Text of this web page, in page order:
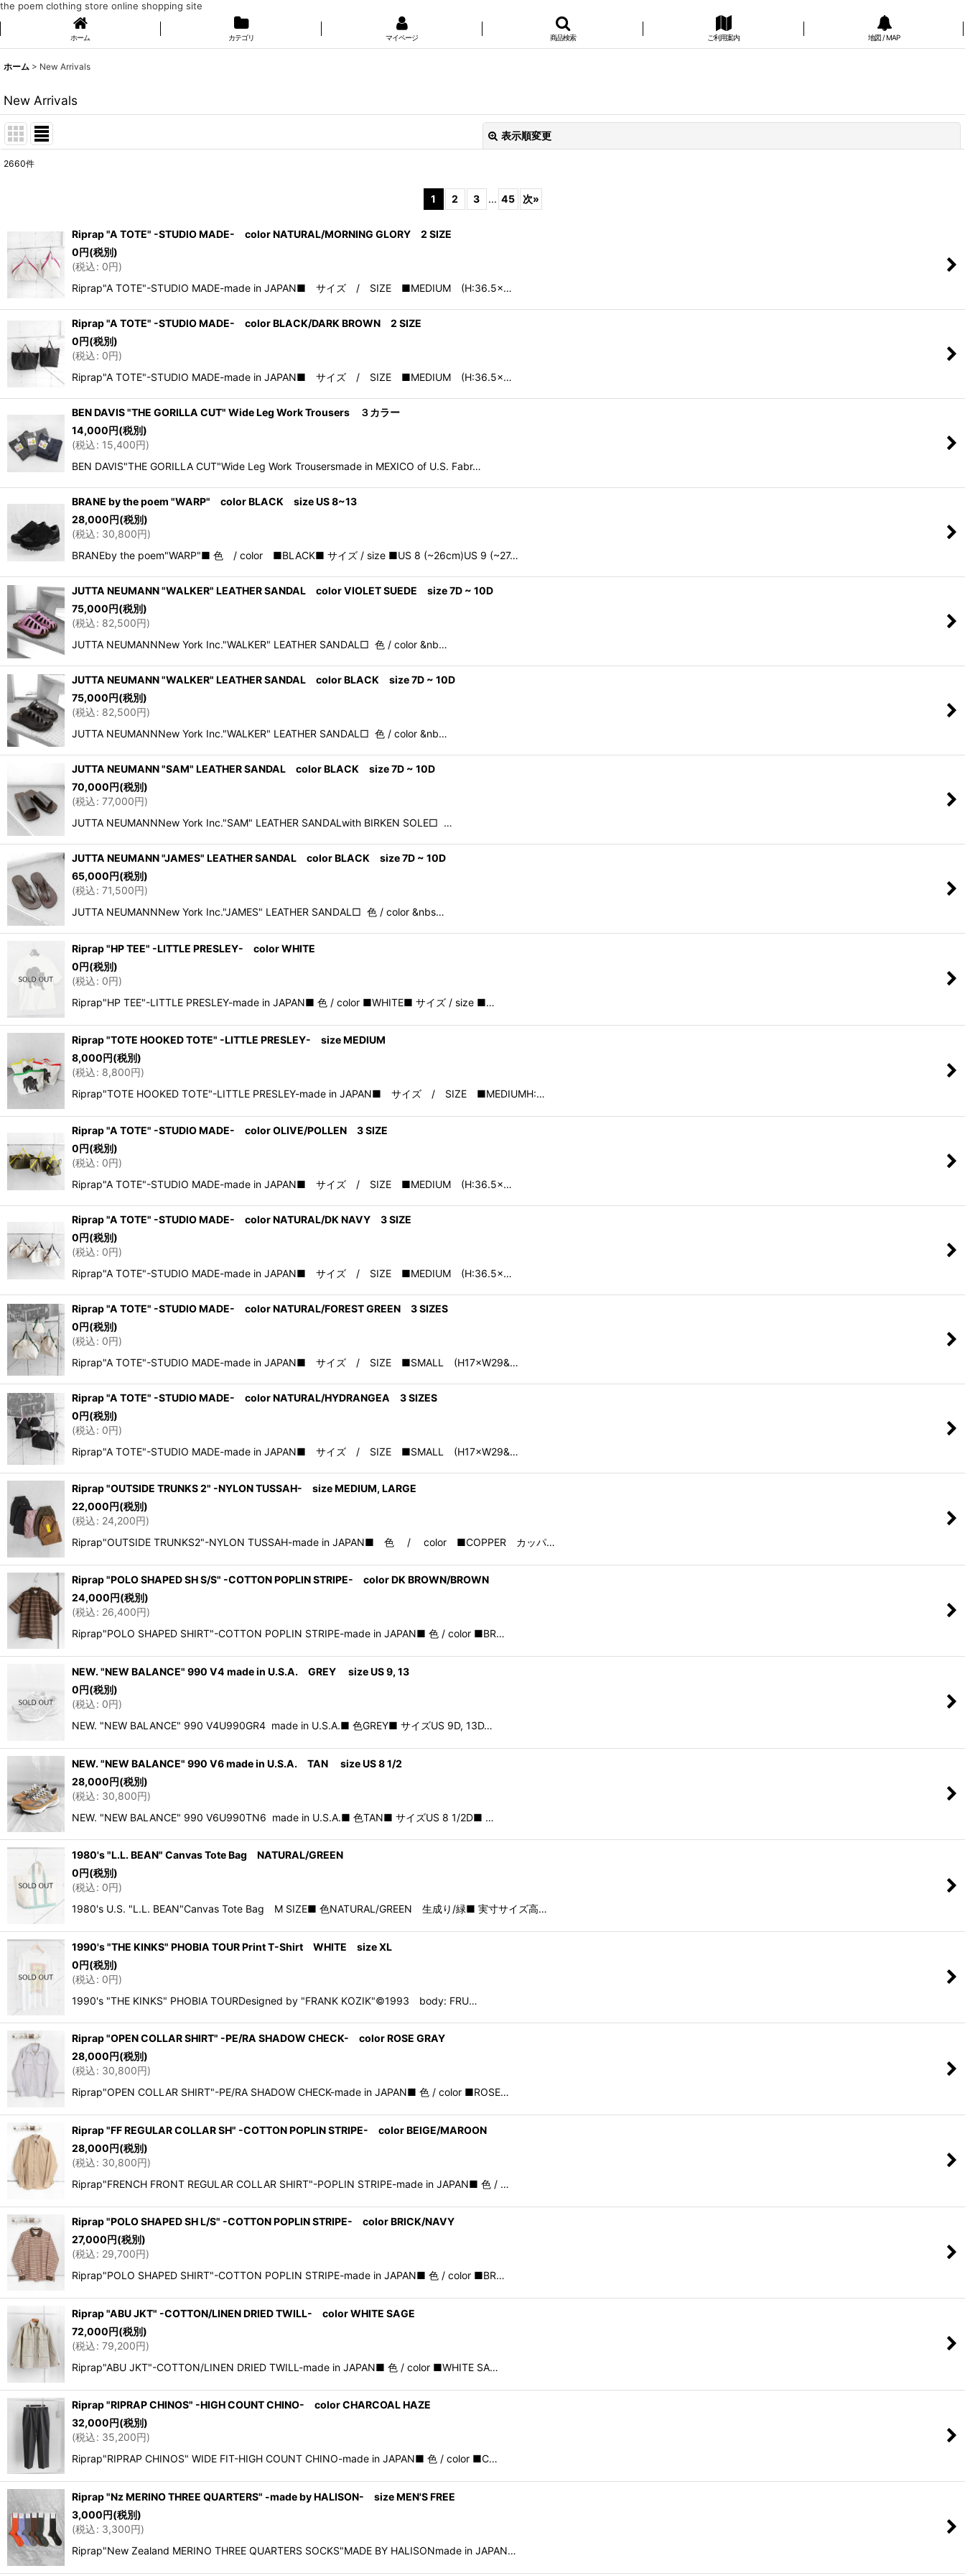
the poem clothing store online shopping site
ホーム カテゴリ マイページ 商品検索 ご利用案内 地図 / MAP
ホーム > New Arrivals
New Arrivals
表示順変更
並び順
絞り込む
2660件
1 2 3 ... 45 次»
Riprap "A TOTE" -STUDIO MADE- color NATURAL/MORNING GLORY 2 SIZE
0円(税別)
(税込: 0円)
Riprap"A TOTE"-STUDIO MADE-made in JAPAN■ サイズ / SIZE ■MEDIUM (H:36.5×…
Riprap "A TOTE" -STUDIO MADE- color BLACK/DARK BROWN 2 SIZE
0円(税別)
(税込: 0円)
Riprap"A TOTE"-STUDIO MADE-made in JAPAN■ サイズ / SIZE ■MEDIUM (H:36.5×…
BEN DAVIS "THE GORILLA CUT" Wide Leg Work Trousers ３カラー
14,000円(税別)
(税込: 15,400円)
BEN DAVIS"THE GORILLA CUT"Wide Leg Work Trousersmade in MEXICO of U.S. Fabr…
BRANE by the poem "WARP" color BLACK size US 8~13
28,000円(税別)
(税込: 30,800円)
BRANEby the poem"WARP"■ 色 / color ■BLACK■ サイズ / size ■US 8 (~26cm)US 9 (~27…
JUTTA NEUMANN "WALKER" LEATHER SANDAL color VIOLET SUEDE size 7D ~ 10D
75,000円(税別)
(税込: 82,500円)
JUTTA NEUMANNNew York Inc."WALKER" LEATHER SANDAL□ 色 / color &nb…
JUTTA NEUMANN "WALKER" LEATHER SANDAL color BLACK size 7D ~ 10D
75,000円(税別)
(税込: 82,500円)
JUTTA NEUMANNNew York Inc."WALKER" LEATHER SANDAL□ 色 / color &nb…
JUTTA NEUMANN "SAM" LEATHER SANDAL color BLACK size 7D ~ 10D
70,000円(税別)
(税込: 77,000円)
JUTTA NEUMANNNew York Inc."SAM" LEATHER SANDALwith BIRKEN SOLE□ …
JUTTA NEUMANN "JAMES" LEATHER SANDAL color BLACK size 7D ~ 10D
65,000円(税別)
(税込: 71,500円)
JUTTA NEUMANNNew York Inc."JAMES" LEATHER SANDAL□ 色 / color &nbs…
Riprap "HP TEE" -LITTLE PRESLEY- color WHITE
0円(税別)
(税込: 0円)
Riprap"HP TEE"-LITTLE PRESLEY-made in JAPAN■ 色 / color ■WHITE■ サイズ / size ■…
Riprap "TOTE HOOKED TOTE" -LITTLE PRESLEY- size MEDIUM
8,000円(税別)
(税込: 8,800円)
Riprap"TOTE HOOKED TOTE"-LITTLE PRESLEY-made in JAPAN■ サイズ / SIZE ■MEDIUMH:…
Riprap "A TOTE" -STUDIO MADE- color OLIVE/POLLEN 3 SIZE
0円(税別)
(税込: 0円)
Riprap"A TOTE"-STUDIO MADE-made in JAPAN■ サイズ / SIZE ■MEDIUM (H:36.5×…
Riprap "A TOTE" -STUDIO MADE- color NATURAL/DK NAVY 3 SIZE
0円(税別)
(税込: 0円)
Riprap"A TOTE"-STUDIO MADE-made in JAPAN■ サイズ / SIZE ■MEDIUM (H:36.5×…
Riprap "A TOTE" -STUDIO MADE- color NATURAL/FOREST GREEN 3 SIZES
0円(税別)
(税込: 0円)
Riprap"A TOTE"-STUDIO MADE-made in JAPAN■ サイズ / SIZE ■SMALL (H17×W29&…
Riprap "A TOTE" -STUDIO MADE- color NATURAL/HYDRANGEA 3 SIZES
0円(税別)
(税込: 0円)
Riprap"A TOTE"-STUDIO MADE-made in JAPAN■ サイズ / SIZE ■SMALL (H17×W29&…
Riprap "OUTSIDE TRUNKS 2" -NYLON TUSSAH- size MEDIUM, LARGE
22,000円(税別)
(税込: 24,200円)
Riprap"OUTSIDE TRUNKS2"-NYLON TUSSAH-made in JAPAN■ 色 / color ■COPPER カッパ…
Riprap "POLO SHAPED SH S/S" -COTTON POPLIN STRIPE- color DK BROWN/BROWN
24,000円(税別)
(税込: 26,400円)
Riprap"POLO SHAPED SHIRT"-COTTON POPLIN STRIPE-made in JAPAN■ 色 / color ■BR…
NEW. "NEW BALANCE" 990 V4 made in U.S.A. GREY size US 9, 13
0円(税別)
(税込: 0円)
NEW. "NEW BALANCE" 990 V4U990GR4 made in U.S.A.■ 色GREY■ サイズUS 9D, 13D…
NEW. "NEW BALANCE" 990 V6 made in U.S.A. TAN size US 8 1/2
28,000円(税別)
(税込: 30,800円)
NEW. "NEW BALANCE" 990 V6U990TN6 made in U.S.A.■ 色TAN■ サイズUS 8 1/2D■ …
1980's "L.L. BEAN" Canvas Tote Bag NATURAL/GREEN
0円(税別)
(税込: 0円)
1980's U.S. "L.L. BEAN"Canvas Tote Bag M SIZE■ 色NATURAL/GREEN 生成り/緑■ 実寸サイズ高…
1990's "THE KINKS" PHOBIA TOUR Print T-Shirt WHITE size XL
0円(税別)
(税込: 0円)
1990's "THE KINKS" PHOBIA TOURDesigned by "FRANK KOZIK"©1993 body: FRU…
Riprap "OPEN COLLAR SHIRT" -PE/RA SHADOW CHECK- color ROSE GRAY
28,000円(税別)
(税込: 30,800円)
Riprap"OPEN COLLAR SHIRT"-PE/RA SHADOW CHECK-made in JAPAN■ 色 / color ■ROSE…
Riprap "FF REGULAR COLLAR SH" -COTTON POPLIN STRIPE- color BEIGE/MAROON
28,000円(税別)
(税込: 30,800円)
Riprap"FRENCH FRONT REGULAR COLLAR SHIRT"-POPLIN STRIPE-made in JAPAN■ 色 / …
Riprap "POLO SHAPED SH L/S" -COTTON POPLIN STRIPE- color BRICK/NAVY
27,000円(税別)
(税込: 29,700円)
Riprap"POLO SHAPED SHIRT"-COTTON POPLIN STRIPE-made in JAPAN■ 色 / color ■BR…
Riprap "ABU JKT" -COTTON/LINEN DRIED TWILL- color WHITE SAGE
72,000円(税別)
(税込: 79,200円)
Riprap"ABU JKT"-COTTON/LINEN DRIED TWILL-made in JAPAN■ 色 / color ■WHITE SA…
Riprap "RIPRAP CHINOS" -HIGH COUNT CHINO- color CHARCOAL HAZE
32,000円(税別)
(税込: 35,200円)
Riprap"RIPRAP CHINOS" WIDE FIT-HIGH COUNT CHINO-made in JAPAN■ 色 / color ■C…
Riprap "Nz MERINO THREE QUARTERS" -made by HALISON- size MEN'S FREE
3,000円(税別)
(税込: 3,300円)
Riprap"New Zealand MERINO THREE QUARTERS SOCKS"MADE BY HALISONmade in JAPAN…